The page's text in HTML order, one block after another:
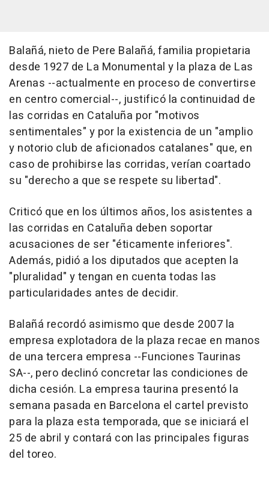
Balañá, nieto de Pere Balañá, familia propietaria
desde 1927 de La Monumental y la plaza de Las
Arenas --actualmente en proceso de convertirse
en centro comercial--, justificó la continuidad de
las corridas en Cataluña por "motivos
sentimentales" y por la existencia de un "amplio
y notorio club de aficionados catalanes" que, en
caso de prohibirse las corridas, verían coartado
su "derecho a que se respete su libertad".
Criticó que en los últimos años, los asistentes a
las corridas en Cataluña deben soportar
acusaciones de ser "éticamente inferiores".
Además, pidió a los diputados que acepten la
"pluralidad" y tengan en cuenta todas las
particularidades antes de decidir.
Balañá recordó asimismo que desde 2007 la
empresa explotadora de la plaza recae en manos
de una tercera empresa --Funciones Taurinas
SA--, pero declinó concretar las condiciones de
dicha cesión. La empresa taurina presentó la
semana pasada en Barcelona el cartel previsto
para la plaza esta temporada, que se iniciará el
25 de abril y contará con las principales figuras
del toreo.